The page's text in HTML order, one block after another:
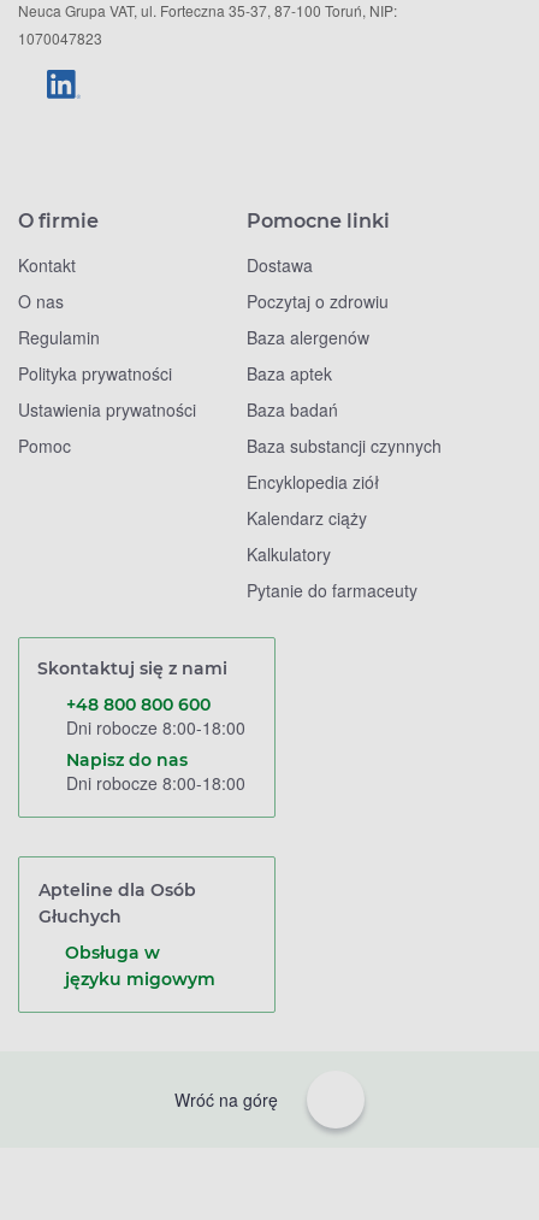
Neuca Grupa VAT, ul. Forteczna 35-37, 87-100 Toruń, NIP:
1070047823
O firmie
Kontakt
O nas
Regulamin
Polityka prywatności
Ustawienia prywatności
Pomoc
Pomocne linki
Dostawa
Poczytaj o zdrowiu
Baza alergenów
Baza aptek
Baza badań
Baza substancji czynnych
Encyklopedia ziół
Kalendarz ciąży
Kalkulatory
Pytanie do farmaceuty
Skontaktuj się z nami
+48 800 800 600
Dni robocze 8:00-18:00
Napisz do nas
Dni robocze 8:00-18:00
Apteline dla Osób
Głuchych
Obsługa w
języku migowym
Wróć na górę